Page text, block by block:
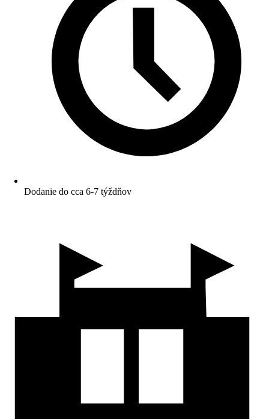
Dodanie do cca 6-7 týždňov